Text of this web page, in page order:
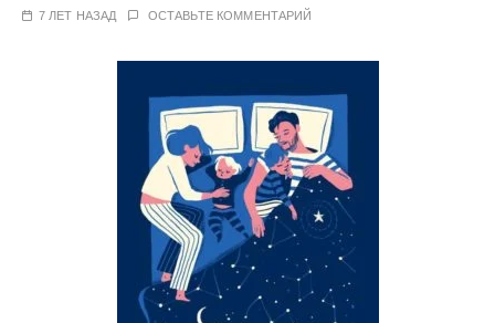
7 ЛЕТ НАЗАД ОСТАВЬТЕ КОММЕНТАРИЙ